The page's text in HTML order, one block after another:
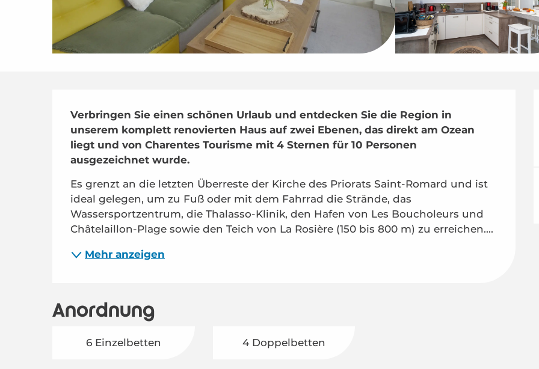
Beschreibung
Verbringen Sie einen schönen Urlaub und entdecken Sie die Region in
unserem komplett renovierten Haus auf zwei Ebenen, das direkt am Ozean
liegt und von Charentes Tourisme mit 4 Sternen für 10 Personen
ausgezeichnet wurde.
Es grenzt an die letzten Überreste der Kirche des Priorats Saint-Romard und ist
ideal gelegen, um zu Fuß oder mit dem Fahrrad die Strände, das
Wassersportzentrum, die Thalasso-Klinik, den Hafen von Les Boucholeurs und
Châtelaillon-Plage sowie den Teich von La Rosière (150 bis 800 m) zu erreichen....
Mehr anzeigen
Anordnung
6 Einzelbetten 4 Doppelbetten